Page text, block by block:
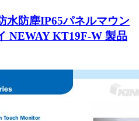
水防塵IP65パネルマウン
NEWAY KT19F-W 製品